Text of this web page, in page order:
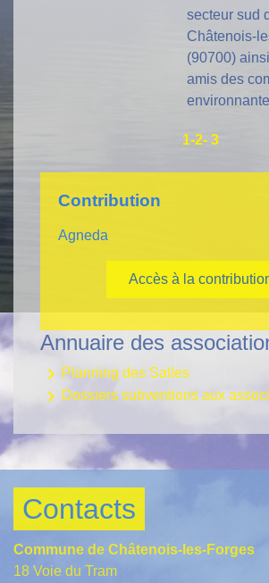
secteur sud
Châtenois-
(90700)
amis des
1-2- 3
Contribution
Agneda
Accès à la
Annuaire des
keyboard_arrow_right Planning des Salles
keyboard_arrow_right Dossiers subventions aux
Contacts
Commune de Châtenois-les-Forges
18 Voie du Tram